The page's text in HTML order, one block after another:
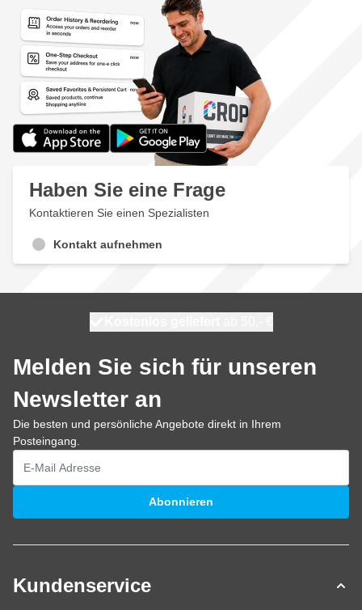
Haben Sie eine Frage
Kontaktieren Sie einen Spezialisten
Kontakt aufnehmen
Melden Sie sich für unseren
Newsletter an
Die besten und persönliche Angebote direkt in Ihrem
Posteingang.
E-Mailadresse
Abonnieren
Kundenservice